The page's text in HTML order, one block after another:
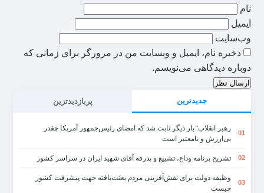
جدیدترین پربازدیدترین
01
رهبر انقلاب: بار دیگر ثابت شد که امضای رئیس‌جمهور آمریکا چقدر
بی‌ارزش و نامعتبر است
02 تشریح برنامه وداع، تشییع و بدرقه آقای شهید ایران در سراسر کشور
03
وظیفه دولت برای نقش‌آفرینی مردم بعثت‌یافته جهت پیشرفت کشور
چیست
نام
ایمیل
وب‌سایت
ذخیره نام، ایمیل و وبسایت من در مرورگر برای زمانی که
دوباره دیدگاهی می‌نویسم.
ارسال نظر